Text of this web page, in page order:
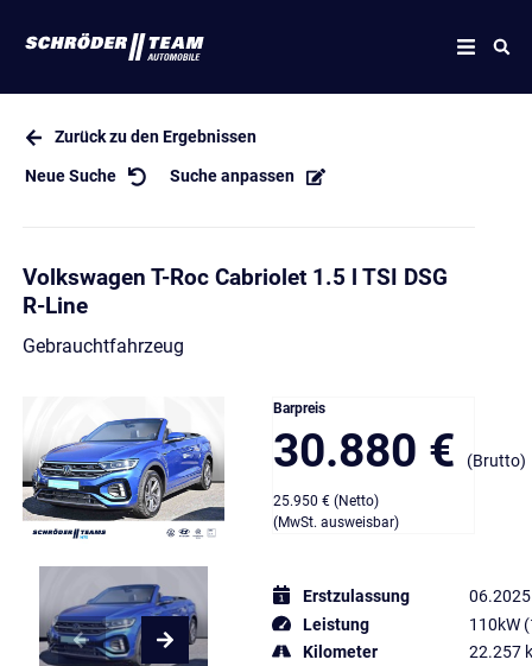
Zurück zu den Ergebnissen
Neue Suche Suche anpassen
Volkswagen T-Roc Cabriolet 1.5 l TSI DSG
R-Line
Gebrauchtfahrzeug
Barpreis
30.880 € (Brutto)
25.950 € (Netto)
(MwSt. ausweisbar)
Erstzulassung
06.2025
Leistung
110kW
Kilometer
22.257